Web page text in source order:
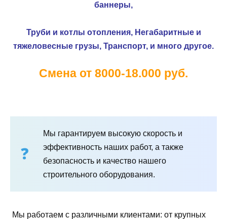
баннеры,
Труби и котлы отопления, Негабаритные и
тяжеловесные грузы, Транспорт, и много другое.
Смена от 8000-18.000 руб.
Мы гарантируем высокую скорость и
эффективность наших работ, а также
безопасность и качество нашего
строительного оборудования.
Мы работаем с различными клиентами: от крупных